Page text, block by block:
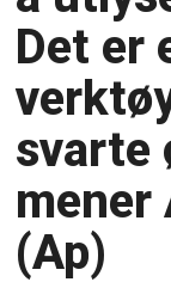
Det er
svarte
mener
(Ap)